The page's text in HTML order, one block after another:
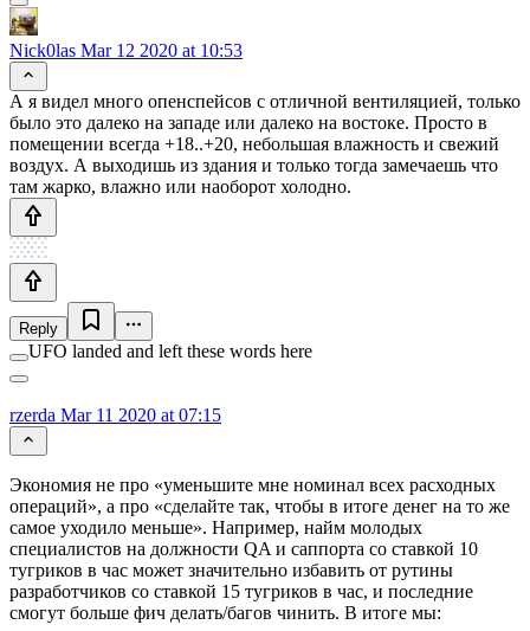
Nick0las Mar 12 2020 at 10:53
А я видел много опенспейсов с отличной вентиляцией, только
было это далеко на западе или далеко на востоке. Просто в
помещении всегда +18..+20, небольшая влажность и свежий
воздух. А выходишь из здания и только тогда замечаешь что
там жарко, влажно или наоборот холодно.
Reply
UFO landed and left these words here
rzerda Mar 11 2020 at 07:15
Экономия не про «уменьшите мне номинал всех расходных
операций», а про «сделайте так, чтобы в итоге денег на то же
самое уходило меньше». Например, найм молодых
специалистов на должности QA и саппорта со ставкой 10
тугриков в час может значительно избавить от рутины
разработчиков со ставкой 15 тугриков в час, и последние
смогут больше фич делать/багов чинить. В итоге мы: